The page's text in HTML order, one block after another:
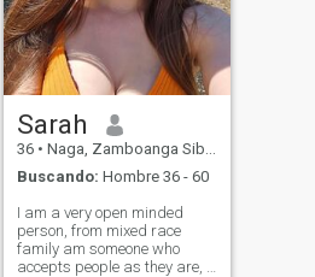
Sarah
36 • Naga, Zamboanga Sibugay, Filipinas
Buscando: Hombre 36 - 60
I am a very open minded
person, from mixed race
family am someone who
accepts people as they are, I